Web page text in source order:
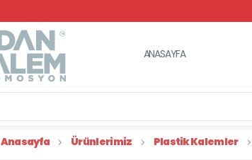
ANASAYFA
Anasayfa Ürünlerimiz Plastik Kalemler